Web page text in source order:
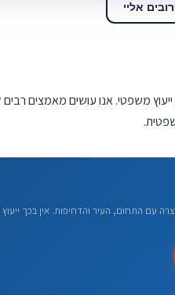
אליי
משפטי. אנו עושים מאמצים
עם התחום, העיר והדחיפות. אין בכך